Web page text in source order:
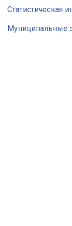
Статистическая
Муниципальные